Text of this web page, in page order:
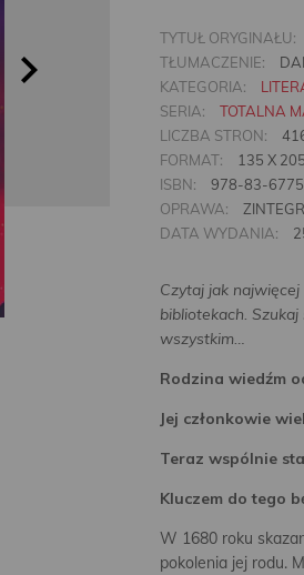
TYTUŁ ORYGINAŁU:
TŁUMACZENIE:
KATEGORIA:
SERIA:
TOTALNA
LICZBA STRON:
FORMAT:
135 X
ISBN:
978-83-
OPRAWA:
DATA WYDANIA:
Czytaj jak
bibliotekach.
wszystkim…
Rodzina wiedźm
Jej członkowie
Teraz wspólnie
Kluczem do tego
W 1680 roku
pokolenia jej rodu.